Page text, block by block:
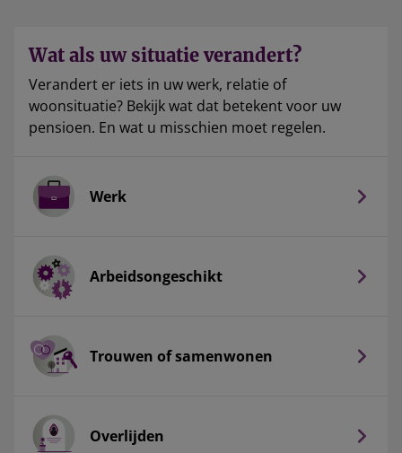
Wat als uw situatie verandert?
Verandert er iets in uw werk, relatie of
woonsituatie? Bekijk wat dat betekent voor uw
pensioen. En wat u misschien moet regelen.
Werk
Arbeidsongeschikt
Trouwen of samenwonen
Overlijden